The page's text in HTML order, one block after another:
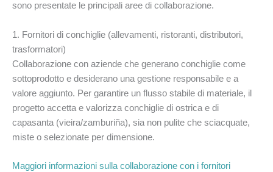
sono presentate le principali aree di collaborazione.
1. Fornitori di conchiglie (allevamenti, ristoranti, distributori,
trasformatori)
Collaborazione con aziende che generano conchiglie come
sottoprodotto e desiderano una gestione responsabile e a
valore aggiunto. Per garantire un flusso stabile di materiale, il
progetto accetta e valorizza conchiglie di ostrica e di
capasanta (vieira/zamburiña), sia non pulite che sciacquate,
miste o selezionate per dimensione.
Maggiori informazioni sulla collaborazione con i fornitori